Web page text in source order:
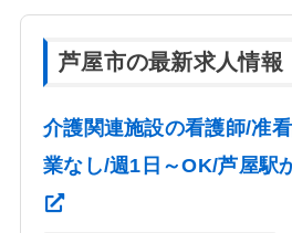
芦屋市の最新求人情報
介護関連施設の看護師/准
業なし/週1日～OK/芦屋駅